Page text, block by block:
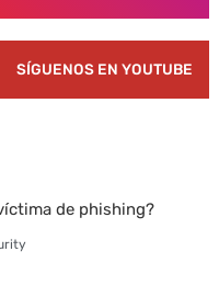
SÍGUENOS EN YOUTUBE
de phishing?